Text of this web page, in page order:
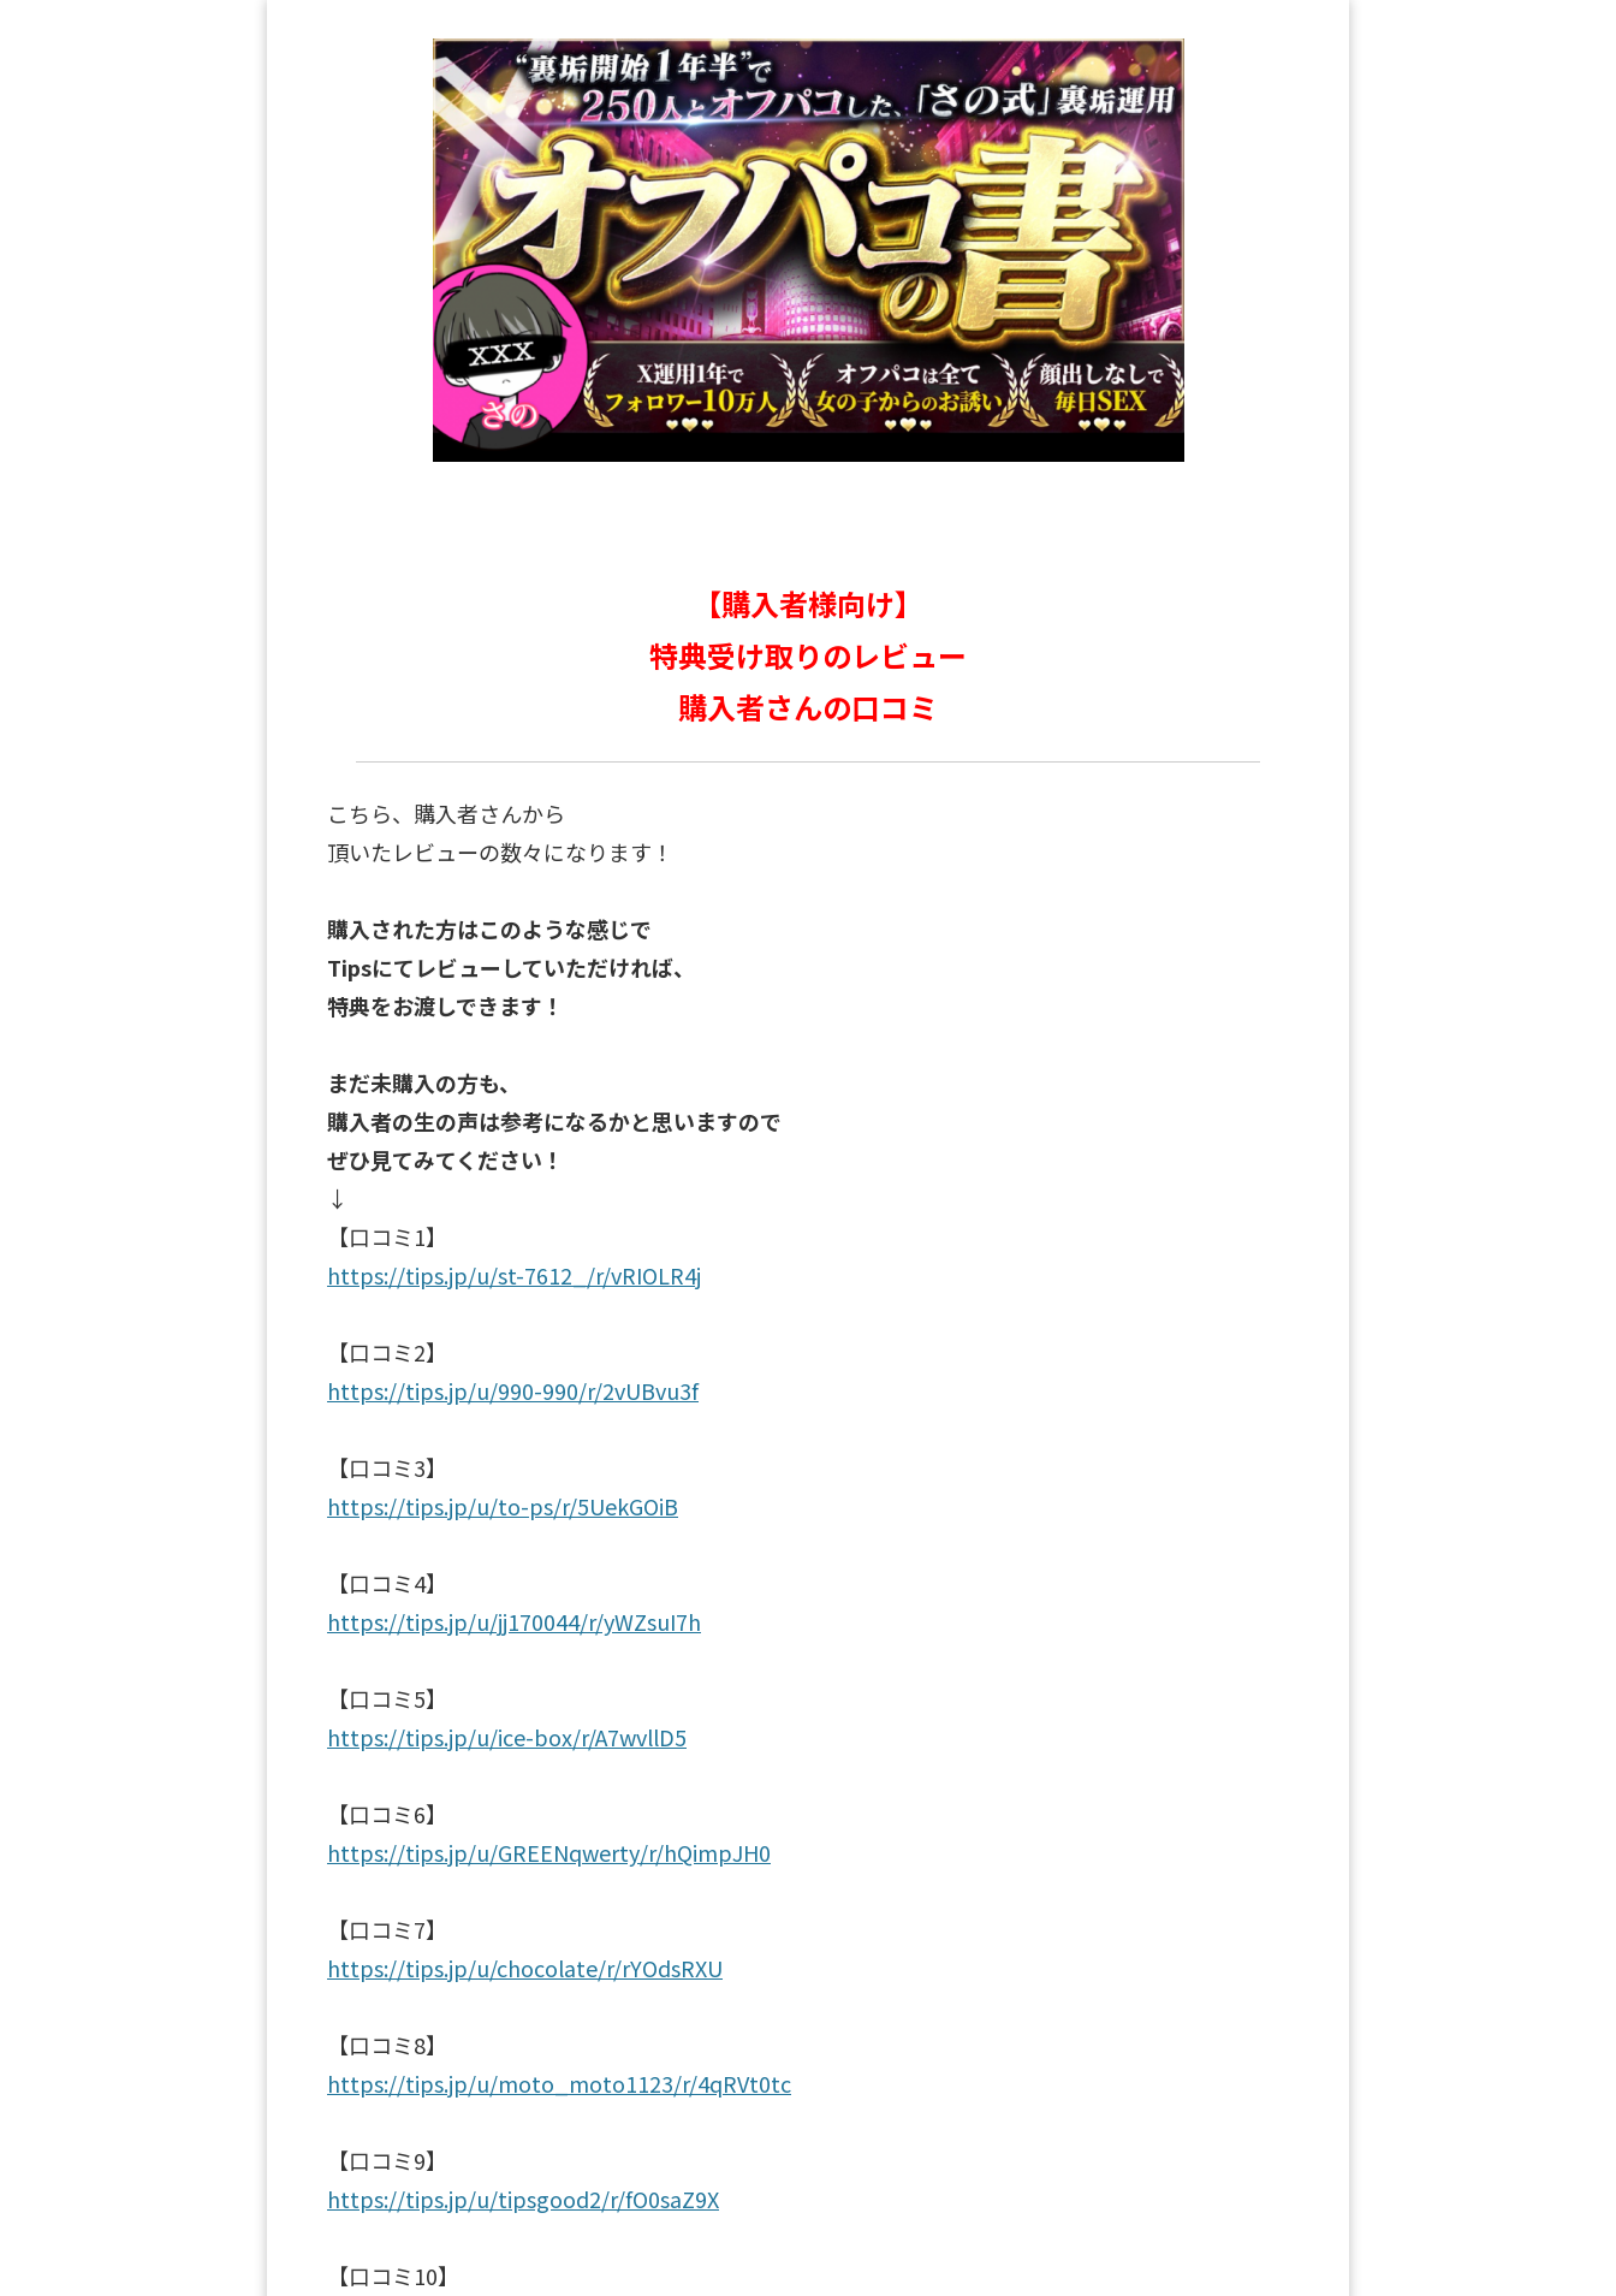
【購入者様向け】
特典受け取りのレビュー
購入者さんの口コミ
こちら、購入者さんから
頂いたレビューの数々になります！
購入された方はこのような感じで
Tipsにてレビューしていただければ、
特典をお渡しできます！
まだ未購入の方も、
購入者の生の声は参考になるかと思いますので
ぜひ見てみてください！
↓
【口コミ1】
https://tips.jp/u/st-7612_/r/vRIOLR4j
【口コミ2】
https://tips.jp/u/990-990/r/2vUBvu3f
【口コミ3】
https://tips.jp/u/to-ps/r/5UekGOiB
【口コミ4】
https://tips.jp/u/jj170044/r/yWZsuI7h
【口コミ5】
https://tips.jp/u/ice-box/r/A7wvllD5
【口コミ6】
https://tips.jp/u/GREENqwerty/r/hQimpJH0
【口コミ7】
https://tips.jp/u/chocolate/r/rYOdsRXU
【口コミ8】
https://tips.jp/u/moto_moto1123/r/4qRVt0tc
【口コミ9】
https://tips.jp/u/tipsgood2/r/fO0saZ9X
【口コミ10】